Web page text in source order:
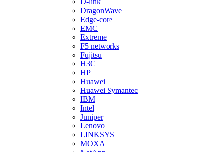
D-link
DragonWave
Edge-core
EMC
Extreme
F5 networks
Fujitsu
H3С
HP
Huawei
Huawei Symantec
IBM
Intel
Juniper
Lenovo
LINKSYS
MOXA